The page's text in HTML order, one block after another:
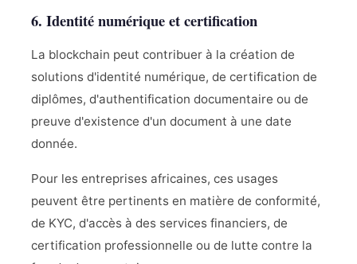
6. Identité numérique et certification
La blockchain peut contribuer à la création de
solutions d'identité numérique, de certification de
diplômes, d'authentification documentaire ou de
preuve d'existence d'un document à une date
donnée.
Pour les entreprises africaines, ces usages
peuvent être pertinents en matière de conformité,
de KYC, d'accès à des services financiers, de
certification professionnelle ou de lutte contre la